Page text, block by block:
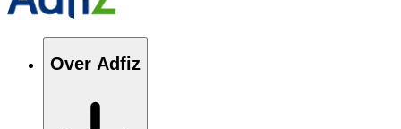
Over Adfiz